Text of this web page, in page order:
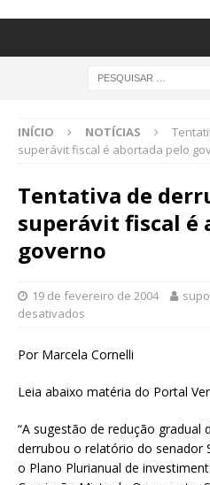
INÍCIO NOTÍCIAS
superávit fiscal é abortada pelo
Tentativa de
superávit fiscal é
governo
19 de fevereiro de 2004
desativados
Por Marcela Cornelli
Leia abaixo matéria do Portal
“A sugestão de redução
derrubou o relatório do senador
o Plano Plurianual de